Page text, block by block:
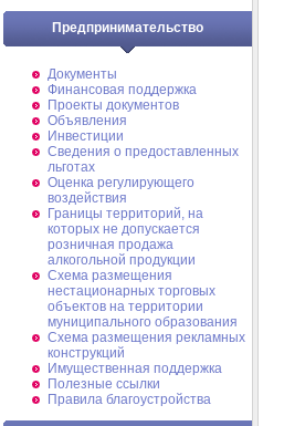
Предпринимательство
Документы
Финансовая поддержка
Проекты документов
Объявления
Инвестиции
Сведения о предоставленных
льготах
Оценка регулирующего
воздействия
Границы территорий, на
которых не допускается
розничная продажа
алкогольной продукции
Схема размещения
нестационарных торговых
объектов на территории
муниципального образования
Схема размещения рекламных
конструкций
Имущественная поддержка
Полезные ссылки
Правила благоустройства